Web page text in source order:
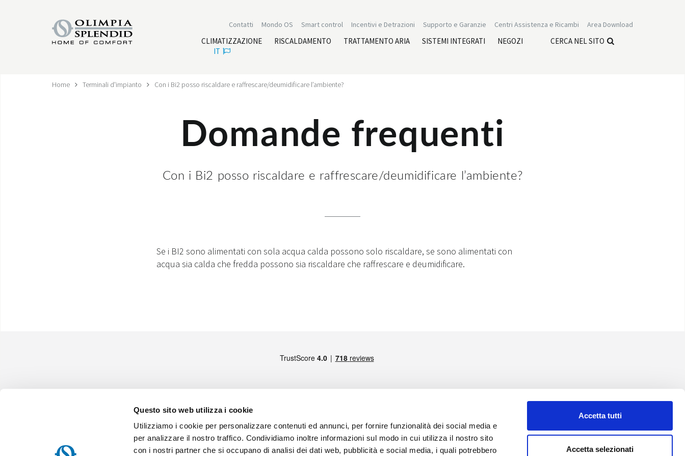
Questo sito web utilizza i cookie
Utilizziamo i cookie per personalizzare contenuti ed annunci, per fornire funzionalità dei social media e
per analizzare il nostro traffico. Condividiamo inoltre informazioni sul modo in cui utilizza il nostro sito
con i nostri partner che si occupano di analisi dei dati web, pubblicità e social media, i quali potrebbero
Accetta tutti
Accetta selezionati
Area Download
Centri Assistenza e Ricambi
Supporto e Garanzie
Incentivi e Detrazioni
Smart control
Mondo OS
Contatti
CLIMATIZZAZIONE RISCALDAMENTO TRATTAMENTO ARIA SISTEMI INTEGRATI NEGOZI
CERCA NEL SITO
IT
Home Terminali d'impianto Con i Bi2 posso riscaldare e raffrescare/deumidificare l’ambiente?
Domande frequenti
Con i Bi2 posso riscaldare e raffrescare/deumidificare l’ambiente?
Se i BI2 sono alimentati con sola acqua calda possono solo riscaldare, se sono alimentati con
acqua sia calda che fredda possono sia riscaldare che raffrescare e deumidificare.
Via Industriale 1/3 25060 Cellatica (BS), Italy -Maps
Sede Operativa:
Via Industriale 1/3 25060 Cellatica (BS), Italy -Maps
Sede Logistica:
Via XXV Aprile, 46, 42044 Gualtieri (RE), Italy -Maps
MEMBRO DI